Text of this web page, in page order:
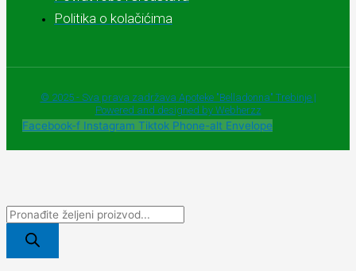
Politika o kolačićima
© 2025 - Sva prava zadržava Apoteke "Belladonna" Trebinje |
Powered and designed by Webherzz
Facebook-f Instagram Tiktok Phone-alt Envelope